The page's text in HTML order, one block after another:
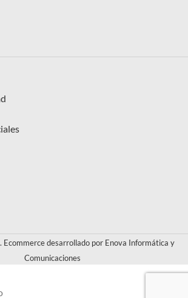
Ecommerce desarrollado por Enova Informática y
Comunicaciones